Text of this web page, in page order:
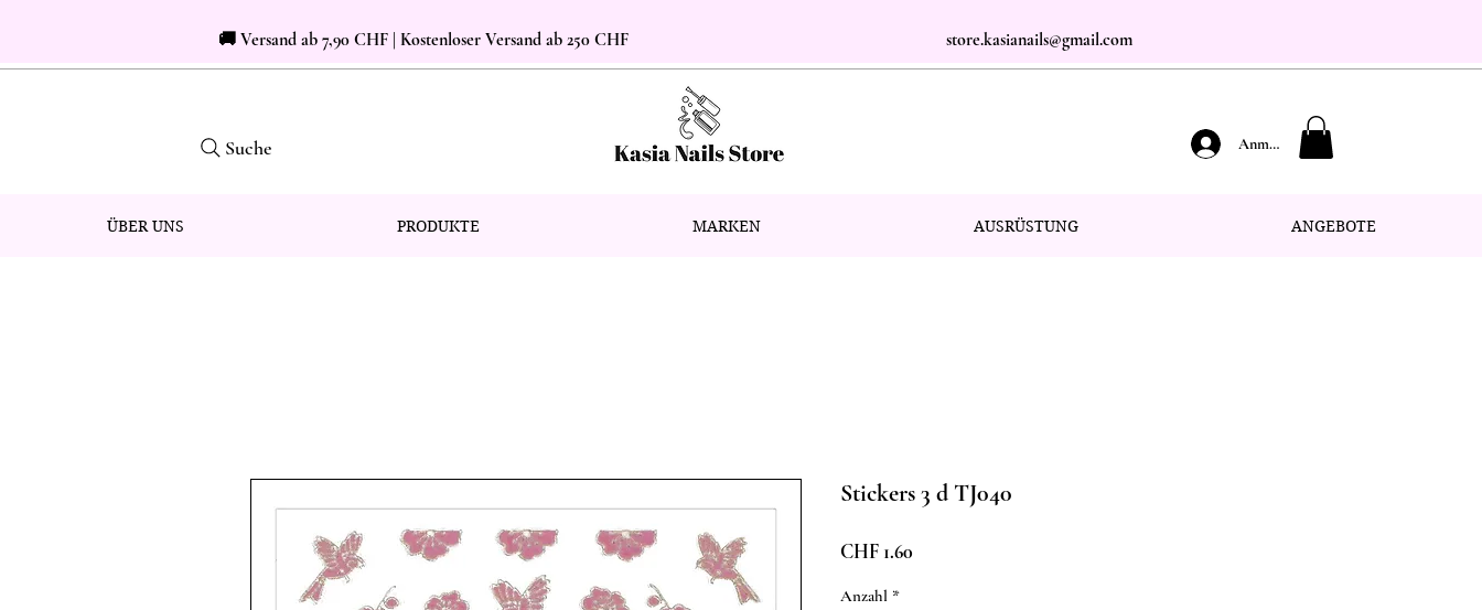
🚚 Versand ab 7,90 CHF | Kostenloser Versand ab 250 CHF store.kasianails@gmail.com
Suche Anmelden
ÜBER UNS PRODUKTE MARKEN AUSRÜSTUNG ANGEBOTE
Stickers 3 d TJ040
CHF 1.60
Anzahl *